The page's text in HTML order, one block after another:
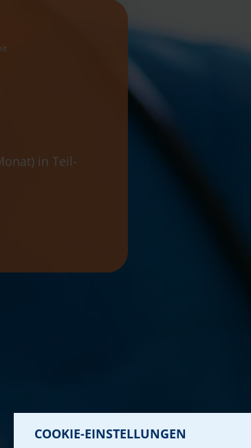
COOKIE-EINSTELLUNGEN
in Teil-